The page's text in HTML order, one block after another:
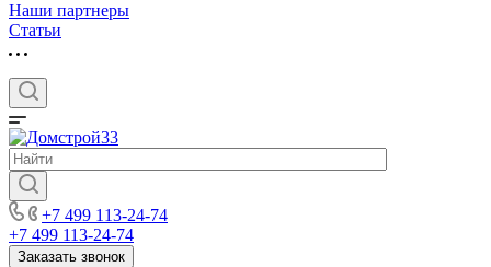
Наши партнеры
Статьи
+7 499 113-24-74
+7 499 113-24-74
Заказать звонок